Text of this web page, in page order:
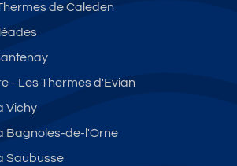
de Caleden
- Les Thermes d'Evian
Vichy
Bagnoles-de-l'Orne
Saubusse